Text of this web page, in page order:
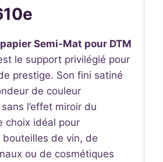
Semi-Mat pour DTM
le support privilégié pour
prestige. Son fini satiné
de couleur
l’effet miroir du
choix idéal pour
bouteilles de vin, de
ou de cosmétiques